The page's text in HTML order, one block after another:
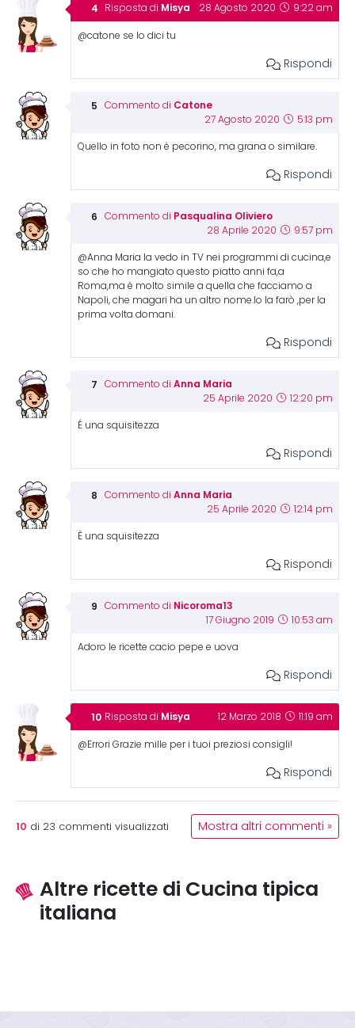
Risposta di Misya 28 Agosto 2020 9:22 am
@catone se lo dici tu
Rispondi
Commento di Catone
27 Agosto 2020 5:13 pm
Quello in foto non è pecorino, ma grana o similare.
Rispondi
Commento di Pasqualina Oliviero
28 Aprile 2020 9:57 pm
@Anna Maria la vedo in TV nei programmi di cucina,e
so che ho mangiato questo piatto anni fa,a
Roma,ma è molto simile a quella che facciamo a
Napoli, che magari ha un altro nome.Io la farò ,per la
prima volta domani.
Rispondi
Commento di Anna Maria
25 Aprile 2020 12:20 pm
É una squisitezza
Rispondi
Commento di Anna Maria
25 Aprile 2020 12:14 pm
È una squisitezza
Rispondi
Commento di Nicoroma13
17 Giugno 2019 10:53 am
Adoro le ricette cacio pepe e uova
Rispondi
Risposta di Misya 12 Marzo 2018 11:19 am
@Errori Grazie mille per i tuoi preziosi consigli!
Rispondi
10 di 23 commenti visualizzati Mostra altri commenti »
Altre ricette di Cucina tipica
italiana